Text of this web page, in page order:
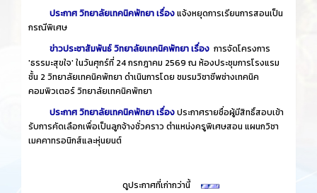
ประกาศ วิทยาลัยเทคนิคพัทยา เรื่องแจ้งหยุดการเรียนการสอนเป็น
กรณีพิเศษ
ข่าวประชาสัมพันธ์ วิทยาลัยเทคนิคพัทยา เรื่อง การจัดโครงการ
'ธรรมะสุขใจ' ในวันศุกร์ที่ 24 กรกฎาคม 2569 ณ ห้องประชุมการโรงแรม
ชั้น 2 วิทยาลัยเทคนิคพัทยา ดำเนินการโดย ชมรมวิชาชีพช่างเทคนิค
คอมพิวเตอร์ วิทยาลัยเทคนิคพัทยา
ประกาศ วิทยาลัยเทคนิคพัทยา เรื่องประกาศรายชื่อผู้มีสิทธิ์สอบเข้า
รับการคัดเลือกเพื่อเป็นลูกจ้างชั่วคราว ตำแหน่งครูพิเศษสอน แผนกวิชา
เมคคาทรอนิกส์และหุ่นยนต์
ดูประกาศที่เก่ากว่านี้